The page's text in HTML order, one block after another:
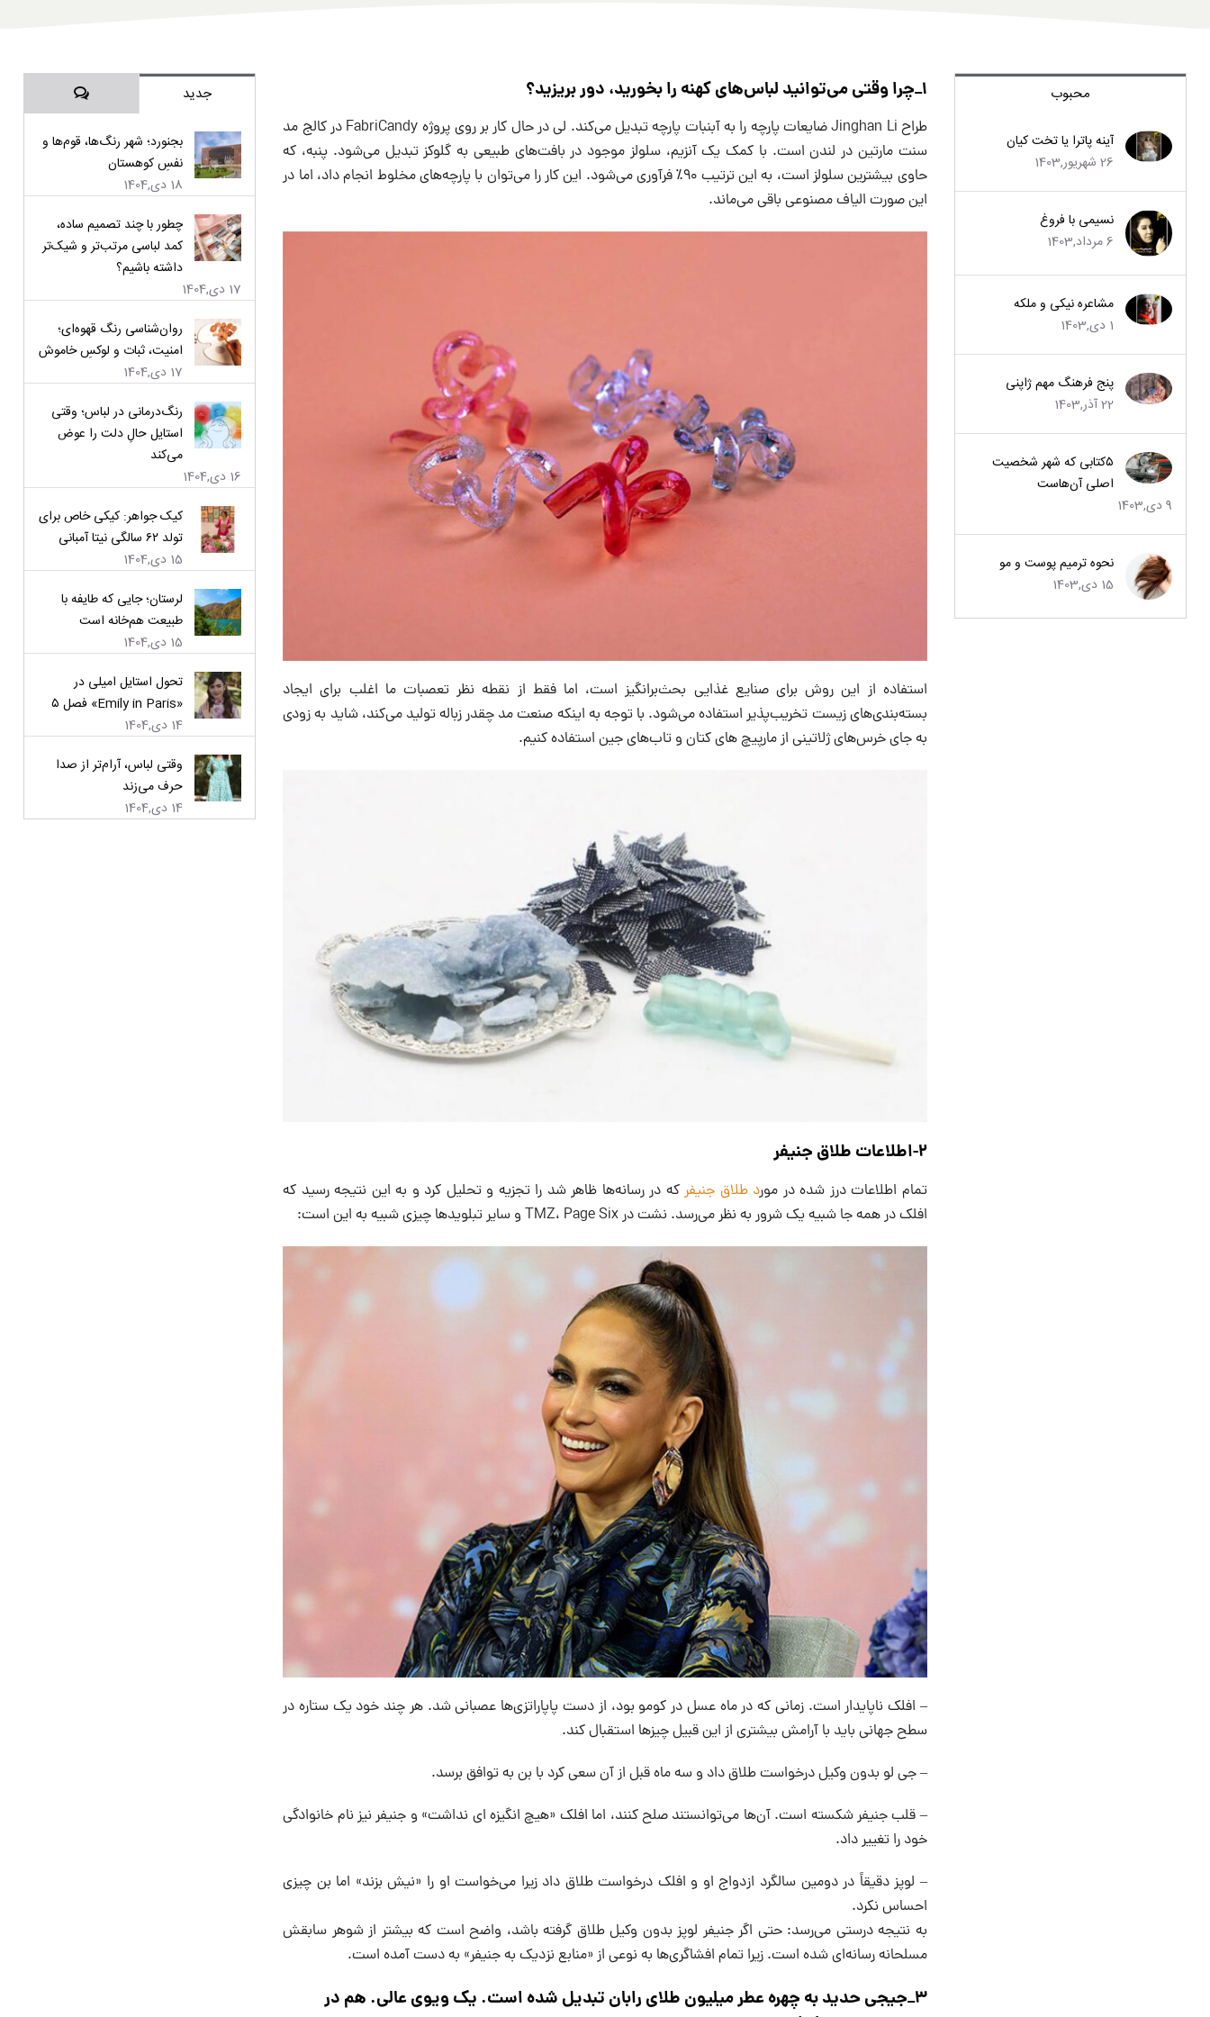
محبوب
آینه پاترا یا تخت کیان
26 شهریور,1403
نسیمی با فروغ
6 مرداد,1403
مشاعره نیکی و ملکه
1 دی,1403
پنج فرهنگ مهم ژاپنی
22 آذر,1403
۵کتابی که شهر شخصیت
اصلی آن‌هاست
9 دی,1403
نحوه ترمیم پوست و مو
15 دی,1403
۱_چرا وقتی می‌توانید لباس‌های کهنه را بخورید، دور بریزید؟
طراح Jinghan Li ضایعات پارچه را به آبنبات پارچه تبدیل می‌کند. لی در حال کار بر روی پروژه FabriCandy در کالج مد
سنت مارتین در لندن است. با کمک یک آنزیم، سلولز موجود در بافت‌های طبیعی به گلوکز تبدیل می‌شود. پنبه، که
حاوی بیشترین سلولز است، به این ترتیب ۹۰٪ فرآوری می‌شود. این کار را می‌توان با پارچه‌های مخلوط انجام داد، اما در
این صورت الیاف مصنوعی باقی می‌ماند.
استفاده از این روش برای صنایع غذایی بحث‌برانگیز است، اما فقط از نقطه نظر تعصبات ما اغلب برای ایجاد
بسته‌بندی‌های زیست تخریب‌پذیر استفاده می‌شود. با توجه به اینکه صنعت مد چقدر زباله تولید می‌کند، شاید به زودی
به جای خرس‌های ژلاتینی از مارپیچ های کتان و تاب‌های جین استفاده کنیم.
2-اطلاعات طلاق جنیفر
تمام اطلاعات درز شده در مورد طلاق جنیفرکه در رسانه‌ها ظاهر شد را تجزیه و تحلیل کرد و به این نتیجه رسید که
افلک در همه جا شبیه یک شرور به نظر می‌رسد. نشت در TMZ، Page Six و سایر تبلویدها چیزی شبیه به این است:
– افلک ناپایدار است. زمانی که در ماه عسل در کومو بود، از دست پاپاراتزی‌ها عصبانی شد. هر چند خود یک ستاره در
سطح جهانی باید با آرامش بیشتری از این قبیل چیزها استقبال کند.
– جی لو بدون وکیل درخواست طلاق داد و سه ماه قبل از آن سعی کرد با بن به توافق برسد.
– قلب جنیفر شکسته است. آن‌ها می‌توانستند صلح کنند، اما افلک «هیچ انگیزه ای نداشت» و جنیفر نیز نام خانوادگی
خود را تغییر داد.
– لوپز دقیقاً در دومین سالگرد ازدواج او و افلک درخواست طلاق داد زیرا می‌خواست او را «نیش بزند» اما بن چیزی
احساس نکرد.
به نتیجه درستی می‌رسد: حتی اگر جنیفر لوپز بدون وکیل طلاق گرفته باشد، واضح است که بیشتر از شوهر سابقش
مسلحانه رسانه‌ای شده است. زیرا تمام افشاگری‌ها به نوعی از «منابع نزدیک به جنیفر» به دست آمده است.
۳_جیجی حدید به چهره عطر میلیون طلای رابان تبدیل شده است. یک ویوی عالی. هم در
جدید دیدگاه‌ها
بجنورد؛ شهر رنگ‌ها، قوم‌ها و
نفسِ کوهستان
18 دی,1404
چطور با چند تصمیم ساده،
کمد لباسی مرتب‌تر و شیک‌تر
داشته باشیم؟
17 دی,1404
روان‌شناسی رنگ قهوه‌ای؛
امنیت، ثبات و لوکسِ خاموش
17 دی,1404
رنگ‌درمانی در لباس؛ وقتی
استایل حالِ دلت را عوض
می‌کند
16 دی,1404
کیک جواهر: کیکی خاص برای
تولد ۶۲ سالگی نیتا آمبانی
15 دی,1404
لرستان؛ جایی که طایفه با
طبیعت هم‌خانه است
15 دی,1404
تحول استایل امیلی در
«Emily in Paris» فصل ۵
14 دی,1404
وقتی لباس، آرام‌تر از صدا
حرف می‌زند
14 دی,1404